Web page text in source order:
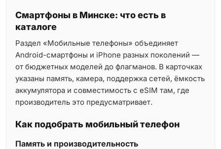
Смартфоны в Минске: что есть в
каталоге
Раздел «Мобильные телефоны» объединяет
Android-смартфоны и iPhone разных поколений —
от бюджетных моделей до флагманов. В карточках
указаны память, камера, поддержка сетей, ёмкость
аккумулятора и совместимость с eSIM там, где
производитель это предусматривает.
Как подобрать мобильный телефон
Память и производительность